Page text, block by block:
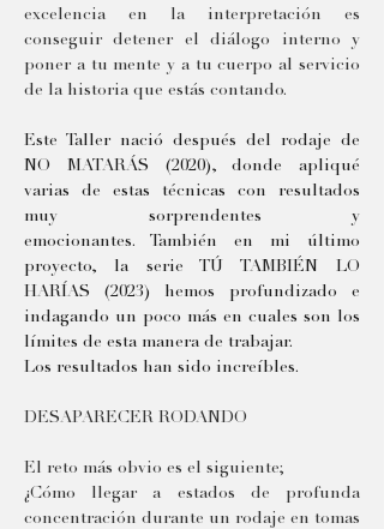
excelencia en la interpretación es
conseguir detener el diálogo interno y
poner a tu mente y a tu cuerpo al servicio
de la historia que estás contando.
Este Taller nació después del rodaje de
NO MATARÁS (2020), donde apliqué
varias de estas técnicas con resultados
muy sorprendentes y
emocionantes. También en mi último
proyecto, la serie TÚ TAMBIÉN LO
HARÍAS (2023) hemos profundizado e
indagando un poco más en cuales son los
límites de esta manera de trabajar.
Los resultados han sido increíbles.
DESAPARECER RODANDO
El reto más obvio es el siguiente;
¿Cómo llegar a estados de profunda
concentración durante un rodaje en tomas